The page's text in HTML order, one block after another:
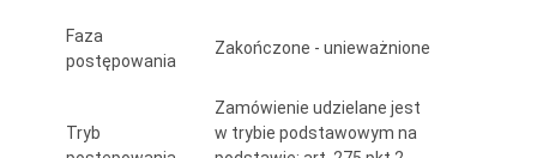
węzła
ciepłowniczego
Faza
postępowania
Zakończone - unieważnione
Tryb
Zamówienie udzielane jest
w trybie podstawowym na